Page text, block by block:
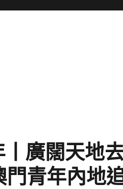
廣闊天地
青年內地